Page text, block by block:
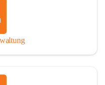
zur Gemeinde
mehreren Ortsansässigen
eigenständige
im Nordwesten des